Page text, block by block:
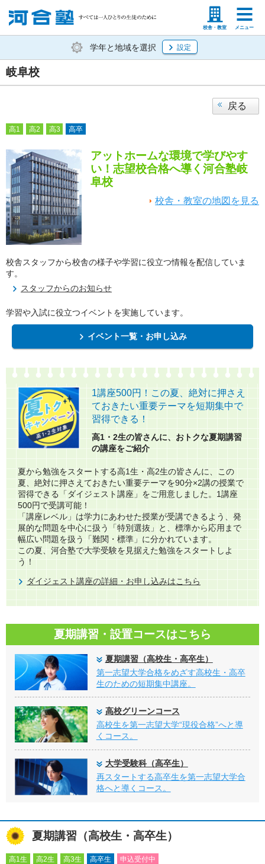
校舎・教室 メニュー
塾生の方 高等学校の先生
学年と地域を選択 設定
岐阜校
戻る
高1 高2 高3 高卒
アットホームな環境で学びやす
い！志望校合格へ導く河合塾岐
阜校
校舎・教室の地図を見る
校舎スタッフから校舎の様子や学習に役立つ情報を配信していま
す。
スタッフからのお知らせ
学習や入試に役立つイベントを実施しています。
イベント一覧・お申し込み
1講座500円！この夏、絶対に押さえ
ておきたい重要テーマを短期集中で
習得できる！​
高1・2生の皆さんに、おトクな夏期講習
の講座をご紹介​
夏から勉強をスタートする高1生・高2生の皆さんに、この
夏、絶対に押さえておきたい重要テーマを90分×2講の授業で
習得できる「ダイジェスト講座」をご用意しました。1講座
500円で受講可能！
「講座レベル」は学力にあわせた授業が受講できるよう、発
展的な問題を中心に扱う「特別選抜」と、標準から応用まで
幅広い問題を扱う「難関・標準」に分かれています。​
この夏、河合塾で大学受験を見据えた勉強をスタートしよ
う！
ダイジェスト講座の詳細・お申し込みはこちら
夏期講習・設置コースはこちら
夏期講習（高校生・高卒生）
第一志望大学合格をめざす高校生・高卒
生のための短期集中講座。
高校グリーンコース
高校生を第一志望大学“現役合格”へと導
くコース。
大学受験科（高卒生）
再スタートする高卒生を第一志望大学合
格へと導くコース。
夏期講習（高校生・高卒生）
高1生 高2生 高3生 高卒生 申込受付中